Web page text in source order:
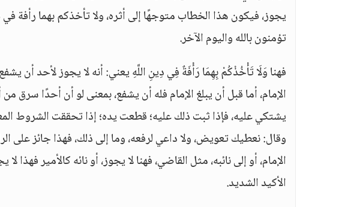
يجوز، فيكون هذا الخطاب متوجهًا إلى أثره، ولا تأخذكم بهما رأفة
تؤمنون بالله واليوم الآخر.
فهنا وَلَا تَأْخُذْكُمْ بِهِمَا رَأْفَةٌ فِي دِينِ اللَّهِ يعني: أنه لا يجوز لأحد أن
الإمام، أما قبل أن يبلغ الإمام فله أن يشفع، بمعنى لو أن أحدًا
يشتكي عليه، فإذا ثبت ذلك عليه؛ قطعت يده؛ إذا تحققت الشروط
وقال: نعطيك تعويض، ولا داعي لرفعه، وما إلى ذلك، فهذا جائز على
الإمام، أو إلى نائبه، مثل القاضي، فهنا لا يجوز، أو نائه كالأمير
الأكيد الشديد.